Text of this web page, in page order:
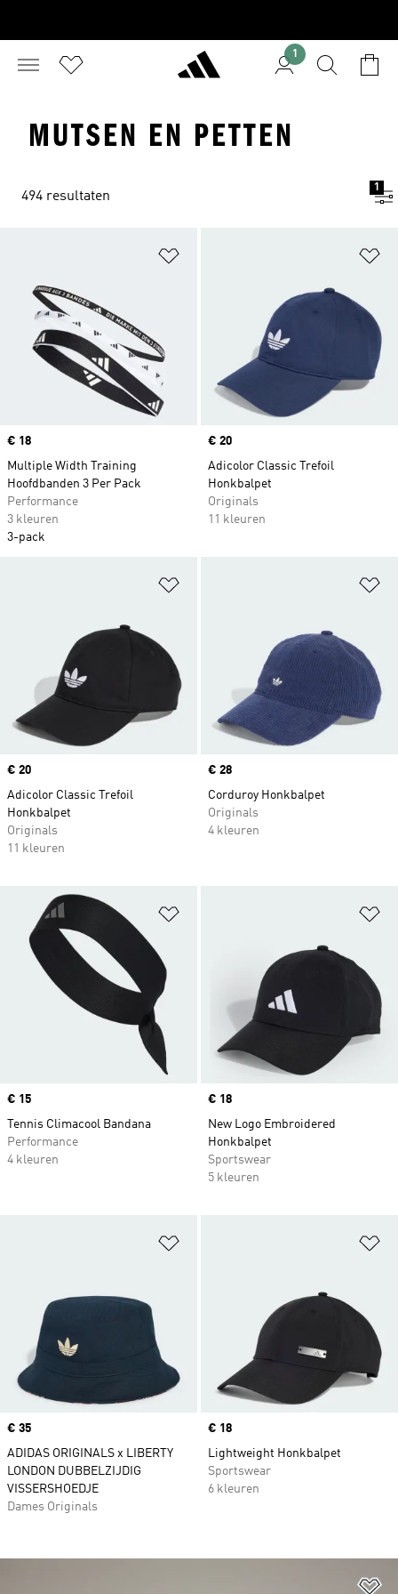
1
MUTSEN EN PETTEN
494 resultaten
1
Price
€ 18
Multiple Width Training
Hoofdbanden 3 Per Pack
Performance
3 kleuren
3-pack
Price
€ 20
Adicolor Classic Trefoil
Honkbalpet
Originals
11 kleuren
Price
€ 20
Adicolor Classic Trefoil
Honkbalpet
Originals
11 kleuren
Price
€ 28
Corduroy Honkbalpet
Originals
4 kleuren
Price
€ 15
Tennis Climacool Bandana
Performance
4 kleuren
Price
€ 18
New Logo Embroidered
Honkbalpet
Sportswear
5 kleuren
Price
€ 35
ADIDAS ORIGINALS x LIBERTY
LONDON DUBBELZIJDIG
VISSERSHOEDJE
Dames Originals
Price
€ 18
Lightweight Honkbalpet
Sportswear
6 kleuren